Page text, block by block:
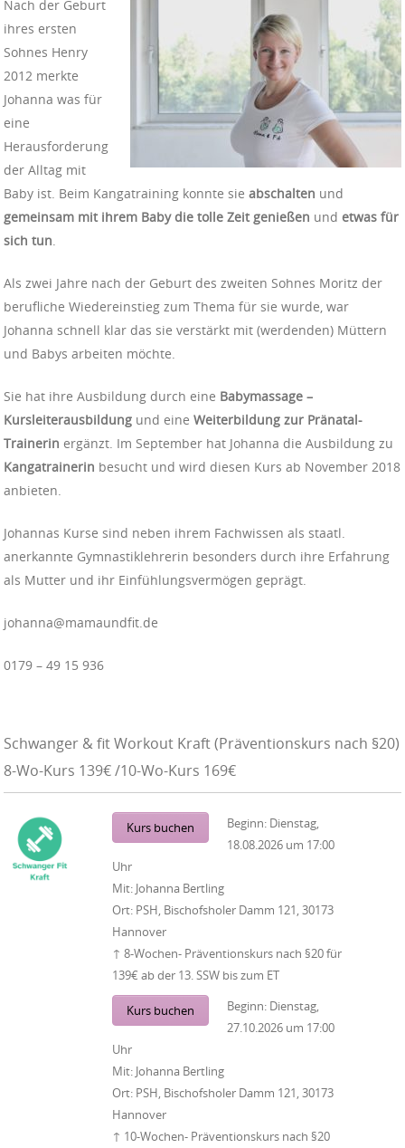
Nach der Geburt
ihres ersten
Sohnes Henry
2012 merkte
Johanna was für
eine
Herausforderung
der Alltag mit
Baby ist. Beim Kangatraining konnte sie abschalten und
gemeinsam mit ihrem Baby die tolle Zeit genießen und etwas für
sich tun.
Als zwei Jahre nach der Geburt des zweiten Sohnes Moritz der
berufliche Wiedereinstieg zum Thema für sie wurde, war
Johanna schnell klar das sie verstärkt mit (werdenden) Müttern
und Babys arbeiten möchte.
Sie hat ihre Ausbildung durch eine Babymassage –
Kursleiterausbildung und eine Weiterbildung zur Pränatal-
Trainerin ergänzt. Im September hat Johanna die Ausbildung zu
Kangatrainerin besucht und wird diesen Kurs ab November 2018
anbieten.
Johannas Kurse sind neben ihrem Fachwissen als staatl.
anerkannte Gymnastiklehrerin besonders durch ihre Erfahrung
als Mutter und ihr Einfühlungsvermögen geprägt.
johanna@mamaundfit.de
0179 – 49 15 936
Schwanger & fit Workout Kraft (Präventionskurs nach §20)
8-Wo-Kurs 139€ /10-Wo-Kurs 169€
Kurs buchen Beginn: Dienstag,
18.08.2026 um 17:00
Uhr
Mit: Johanna Bertling
Ort: PSH, Bischofsholer Damm 121, 30173
Hannover
↑ 8-Wochen- Präventionskurs nach §20 für
139€ ab der 13. SSW bis zum ET
Kurs buchen Beginn: Dienstag,
27.10.2026 um 17:00
Uhr
Mit: Johanna Bertling
Ort: PSH, Bischofsholer Damm 121, 30173
Hannover
↑ 10-Wochen- Präventionskurs nach §20